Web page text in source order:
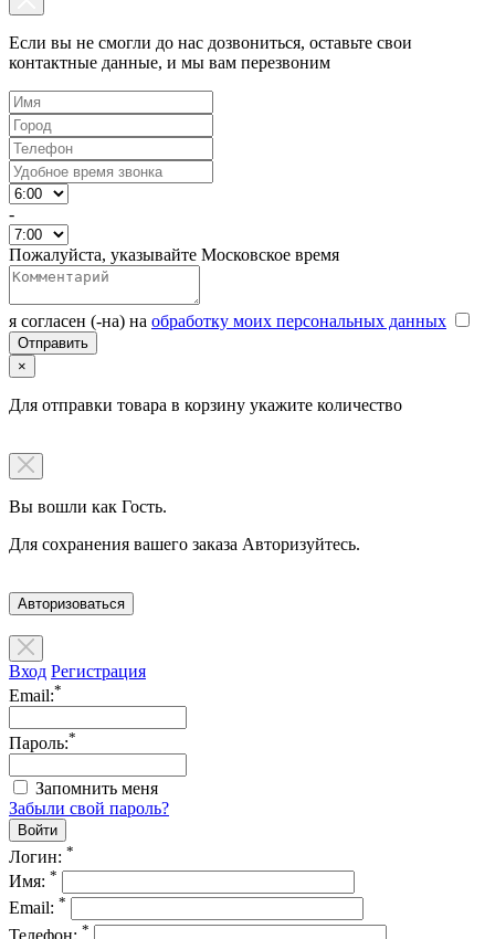
Если вы не смогли до нас дозвониться, оставьте свои
контактные данные, и мы вам перезвоним
-
Пожалуйста, указывайте Московское время
я согласен (-на) на обработку моих персональных данных
×
Для отправки товара в корзину укажите количество
Вы вошли как Гость.
Для сохранения вашего заказа Авторизуйтесь.
Авторизоваться
Вход Регистрация
Email:*
Пароль:*
Запомнить меня
Забыли свой пароль?
Логин: *
Имя: *
Email: *
Телефон: *